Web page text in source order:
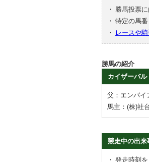
・ 勝馬投票
・ 特定の馬番
・
レースや
勝馬の紹介
カイザーバル
父：エンパイ
馬主：(株)社
競走中の出来
・ 発走時刻を